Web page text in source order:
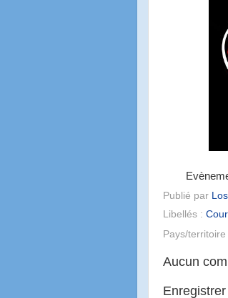
Publié par
Libellés :
Pays/territoire
Aucun